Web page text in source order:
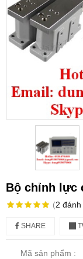
Bộ chỉnh lực
(2 đánh
SHARE
Mã sản phẩm :